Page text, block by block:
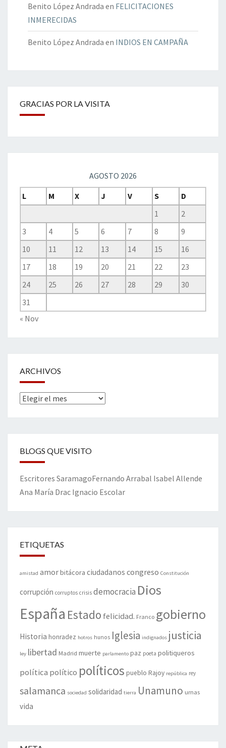
Benito López Andrada en FELICITACIONES
INMERECIDAS
Benito López Andrada en INDIOS EN CAMPAÑA
GRACIAS POR LA VISITA
AGOSTO 2026
L
M X J V S
D
1
2
3
4 5 6 7 8
9
10
11 12 13 14 15
16
17
18 19 20 21 22
23
24
25 26 27 28 29
30
31
« Nov
ARCHIVOS
Archivos
BLOGS QUE VISITO
Escritores SaramagoFernando Arrabal Isabel Allende
Ana María Drac Ignacio Escolar
ETIQUETAS
amistad amorbitácora ciudadanos congreso Constitución
corrupción corruptos crisis democracia Dios
España Estado felicidad. Franco gobierno
Historia honradez hotros hunos Iglesia indignados justicia
ley libertad Madrid muerte parlamento paz poeta politiqueros
política político políticos pueblo Rajoy república rey
salamanca sociedad solidaridad tierra Unamuno urnas
vida